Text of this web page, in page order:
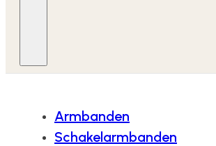
Armbanden
Schakelarmbanden